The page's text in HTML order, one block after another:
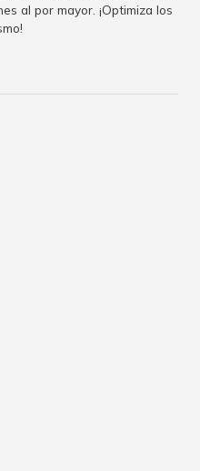
al por mayor. ¡Optimiza los